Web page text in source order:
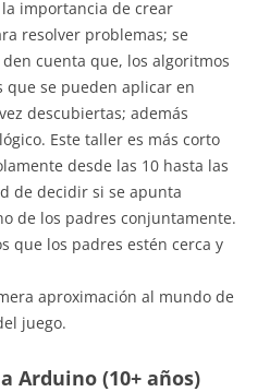
importancia de crear
resolver problemas; se
cuenta que, los algoritmos
que se pueden aplicar en
descubiertas; además
Este taller es más corto
desde las 10 hasta las
de decidir si se apunta
de los padres conjuntamente.
que los padres estén cerca y
aproximación al mundo de
juego.
Arduino (10+ años)